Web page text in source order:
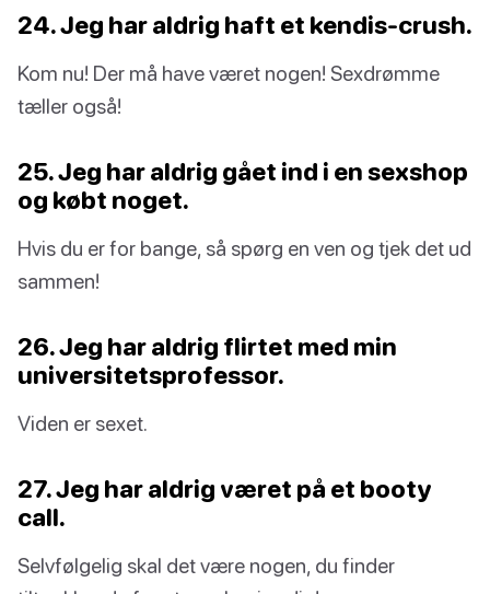
24. Jeg har aldrig haft et kendis-crush.
Kom nu! Der må have været nogen! Sexdrømme
tæller også!
25. Jeg har aldrig gået ind i en sexshop
og købt noget.
Hvis du er for bange, så spørg en ven og tjek det ud
sammen!
26. Jeg har aldrig flirtet med min
universitetsprofessor.
Viden er sexet.
27. Jeg har aldrig været på et booty
call.
Selvfølgelig skal det være nogen, du finder